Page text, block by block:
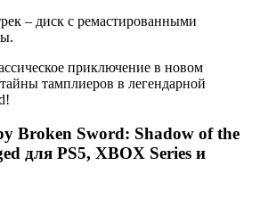
– диск с ремастированными
приключение в новом
тамплиеров в легендарной
Broken Sword: Shadow of the
для PS5, XBOX Series и